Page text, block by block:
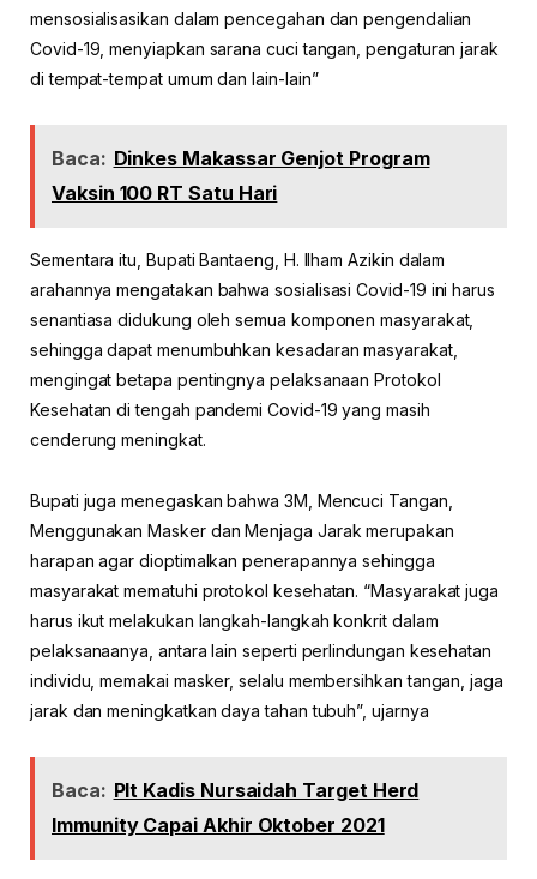
mensosialisasikan dalam pencegahan dan pengendalian
Covid-19, menyiapkan sarana cuci tangan, pengaturan jarak
di tempat-tempat umum dan lain-lain”
Baca: Dinkes Makassar Genjot Program
Vaksin 100 RT Satu Hari
Sementara itu, Bupati Bantaeng, H. Ilham Azikin dalam
arahannya mengatakan bahwa sosialisasi Covid-19 ini harus
senantiasa didukung oleh semua komponen masyarakat,
sehingga dapat menumbuhkan kesadaran masyarakat,
mengingat betapa pentingnya pelaksanaan Protokol
Kesehatan di tengah pandemi Covid-19 yang masih
cenderung meningkat.
Bupati juga menegaskan bahwa 3M, Mencuci Tangan,
Menggunakan Masker dan Menjaga Jarak merupakan
harapan agar dioptimalkan penerapannya sehingga
masyarakat mematuhi protokol kesehatan. “Masyarakat juga
harus ikut melakukan langkah-langkah konkrit dalam
pelaksanaanya, antara lain seperti perlindungan kesehatan
individu, memakai masker, selalu membersihkan tangan, jaga
jarak dan meningkatkan daya tahan tubuh”, ujarnya
Baca: Plt Kadis Nursaidah Target Herd
Immunity Capai Akhir Oktober 2021